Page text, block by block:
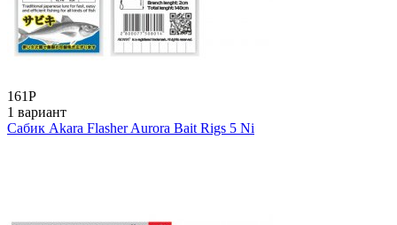
161Р
1 вариант
Сабик Akara Flasher Aurora Bait Rigs 5 Ni